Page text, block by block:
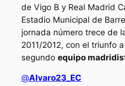
de Vigo B y Real Madrid
Estadio Municipal de
jornada número trece de
2011/2012, con el triunfo
segundo equipo
@Alvaro23_EC